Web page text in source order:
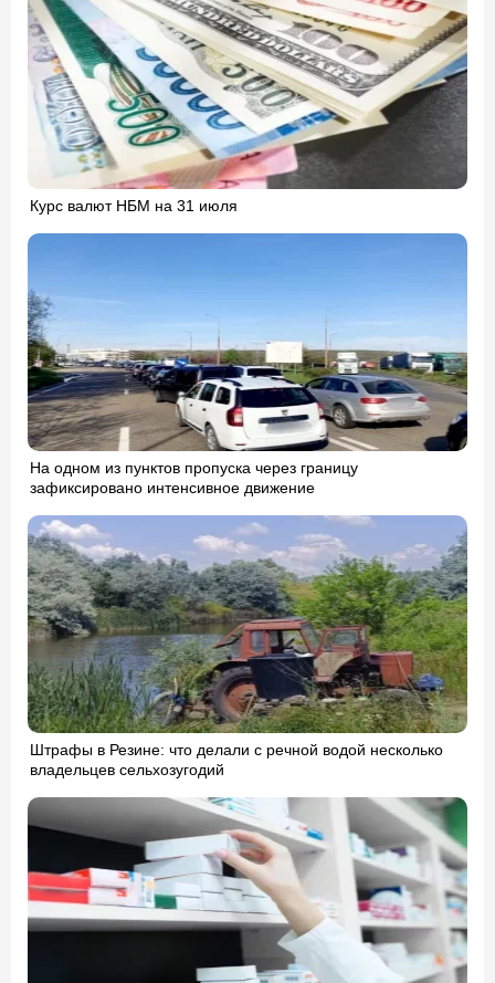
Курс валют НБМ на 31 июля
На одном из пунктов пропуска через границу
зафиксировано интенсивное движение
Штрафы в Резине: что делали с речной водой несколько
владельцев сельхозугодий